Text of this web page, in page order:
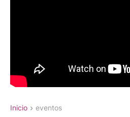
Inicio eventos